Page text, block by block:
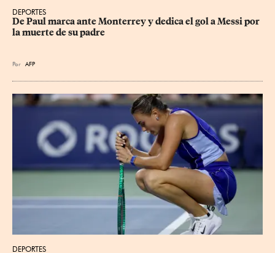
DEPORTES
De Paul marca ante Monterrey y dedica el gol a Messi por
la muerte de su padre
Por AFP
DEPORTES